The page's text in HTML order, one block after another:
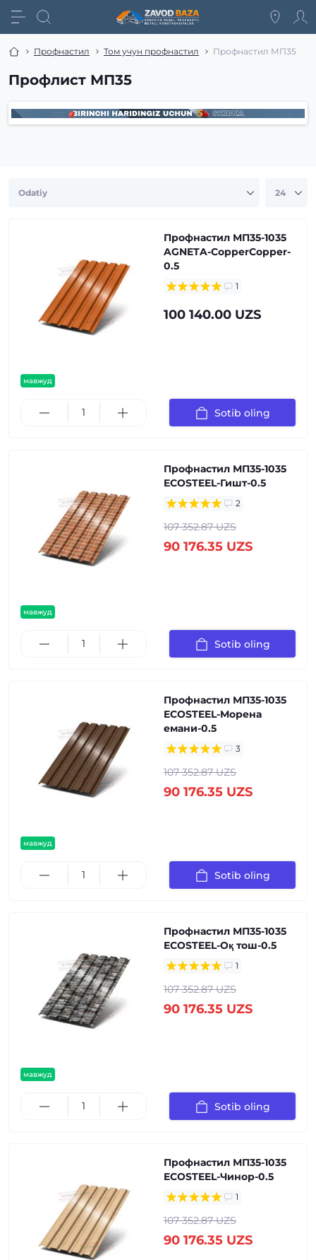
Профнастил Том учун профнастил Профнастил МП35
Профлист МП35
мавжуд
Профнастил МП35-1035
AGNETA-CopperCopper-
0.5
1
100 140.00 UZS
Sotib oling
мавжуд
Профнастил МП35-1035
ECOSTEEL-Гишт-0.5
2
107 352.87 UZS
90 176.35 UZS
Sotib oling
мавжуд
Профнастил МП35-1035
ECOSTEEL-Морена
емани-0.5
3
107 352.87 UZS
90 176.35 UZS
Sotib oling
мавжуд
Профнастил МП35-1035
ECOSTEEL-Оқ тош-0.5
1
107 352.87 UZS
90 176.35 UZS
Sotib oling
Профнастил МП35-1035
ECOSTEEL-Чинор-0.5
1
107 352.87 UZS
90 176.35 UZS